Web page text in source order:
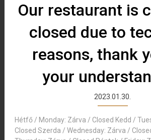
Our restaurant is
closed due to
reasons, thank
your
2023.01.30.
Hétfő / Monday: Zárva / Closed Kedd /
Closed Szerda / Wednesday: Zárva /